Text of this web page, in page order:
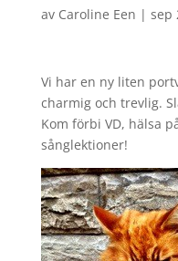
av Caroline Een | sep
Vi har en ny liten
charmig och trevlig.
Kom förbi VD, hälsa
sånglektioner!